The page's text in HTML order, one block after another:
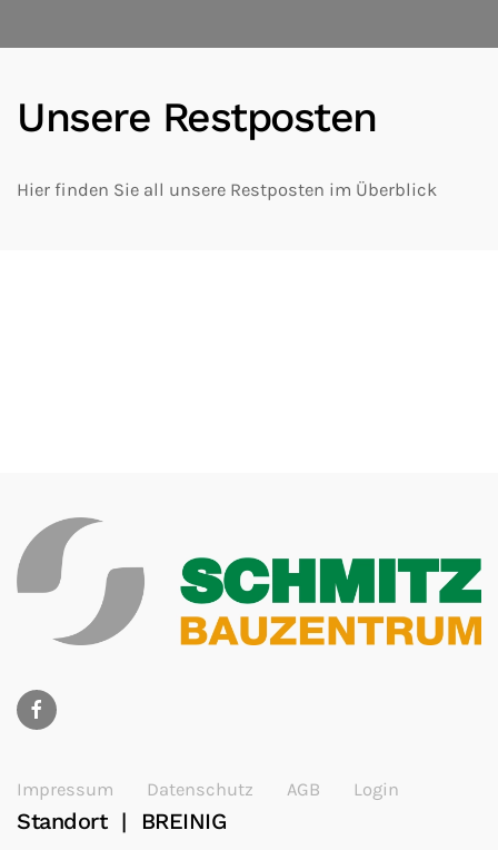
Unsere Restposten
Hier finden Sie all unsere Restposten im Überblick
Impressum Datenschutz AGB Login
Standort | BREINIG